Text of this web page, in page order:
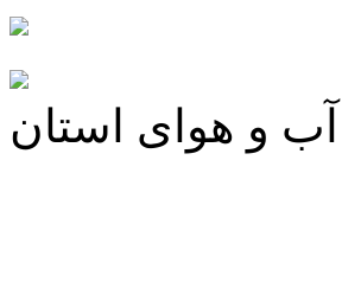
و هوای استان